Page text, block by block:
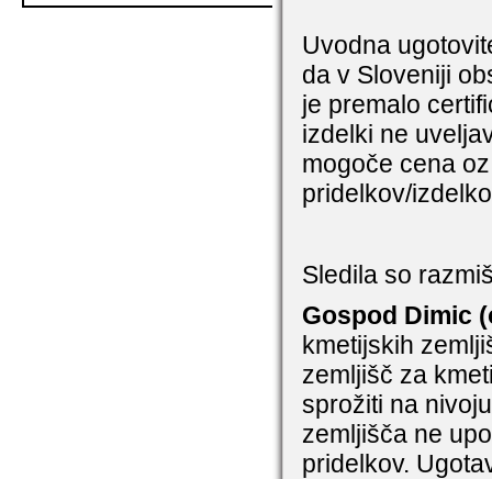
Uvodna
da v Sloveniji
je premalo
izdelki ne
mogoče cena
pridelkov/
Sledila so
Gospod Dimic
kmetijskih
zemljišč za
sprožiti na
zemljišča ne
pridelkov.